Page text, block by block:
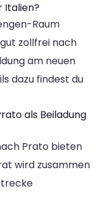
Italien?
Raum
zollfrei nach
am neuen
dazu findest du
als Beiladung
Prato bieten
wird zusammen